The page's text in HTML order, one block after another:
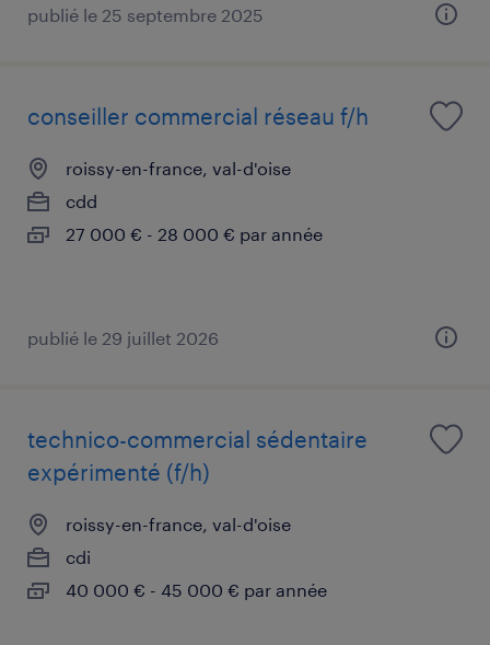
publié le 25 septembre 2025
conseiller commercial réseau f/h
roissy-en-france, val-d'oise
cdd
27 000 € - 28 000 € par année
publié le 29 juillet 2026
technico-commercial sédentaire
expérimenté (f/h)
roissy-en-france, val-d'oise
cdi
40 000 € - 45 000 € par année